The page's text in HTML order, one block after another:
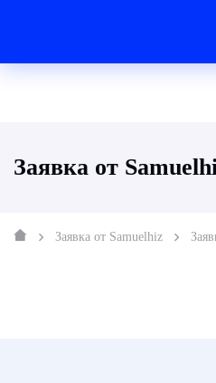
Заявка от
Заявка от Samuelhiz